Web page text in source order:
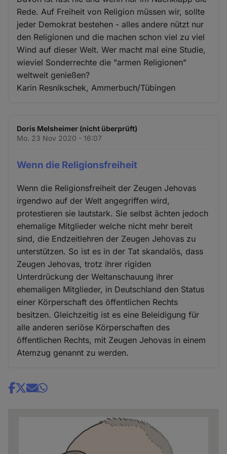
Rede. Auf Freiheit von Religion müssen wir, sollte
jeder Demokrat bestehen - alles andere nützt nur
den Religionen und die machen schon viel zu viel
Wind auf dieser Welt. Wer macht mal eine Studie,
wieviel Sonderrechte die "armen Religionen"
weltweit genießen?
Karin Resnikschek, Ammerbuch/Tübingen
Doris Melsheimer (nicht überprüft)
Mo. 23 Nov 2020 - 16:07
Wenn die Religionsfreiheit
Wenn die Religionsfreiheit der Zeugen Jehovas
irgendwo auf der Welt angegriffen wird,
protestieren sie lautstark. Sie selbst ächten jedoch
ehemalige Mitglieder welche nicht mehr bereit
sind, die Endzeitlehren der Zeugen Jehovas zu
unterstützen. So ist es in der Tat skandalös, dass
Zeugen Jehovas, trotz ihrer rigiden
Unterdrückung der Weltanschauung ihrer
ehemaligen Mitglieder, in Deutschland den Status
einer Körperschaft des öffentlichen Rechts
besitzen. Gleichzeitig ist es eine Beleidigung für
alle anderen seriöse Körperschaften des
öffentlichen Rechts, mit Zeugen Jehovas in einem
Atemzug genannt zu werden.
Share
und
Cookies